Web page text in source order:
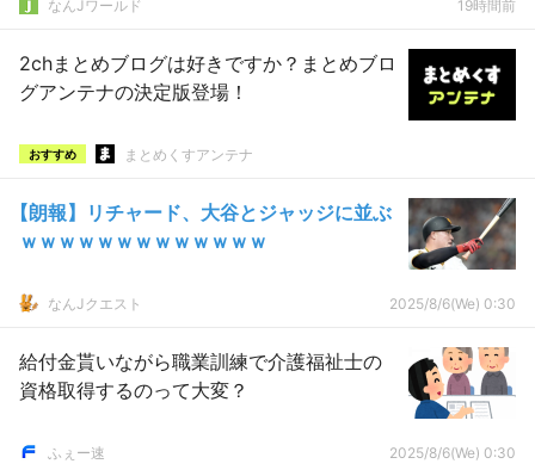
なんJワールド 19時間前
2chまとめブログは好きですか？まとめブロ
グアンテナの決定版登場！
おすすめ まとめくすアンテナ
【朗報】リチャード、大谷とジャッジに並ぶ
ｗｗｗｗｗｗｗｗｗｗｗｗｗ
なんJクエスト 2025/8/6(We) 0:30
給付金貰いながら職業訓練で介護福祉士の
資格取得するのって大変？
ふぇー速 2025/8/6(We) 0:30